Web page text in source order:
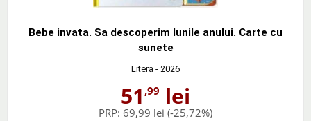
Bebe invata. Sa descoperim lunile anului. Carte cu
sunete
Litera - 2026
51 ,99 lei
PRP: 69,99 lei (-25,72%)